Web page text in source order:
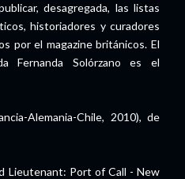
desagregada, las listas
historiadores y curadores
por el magazine británicos. El
Fernanda Solórzano es el
Alemania-Chile, 2010), de
Lieutenant: Port of Call - New